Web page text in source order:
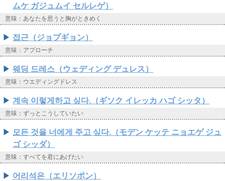
ムケ ガジュムイ セルレゲ）
意味：あなたを思うと胸がときめく
접근（ジョプギョン）
意味：アプローチ
웨딩 드레스（ウェディング デュレス）
意味：ウエディングドレス
계속 이렇게하고 싶다.（ギソク イレッカ ハゴ シッタ）
意味：ずっとこうしていたい
모든 것을 너에게 주고 싶다.（モデン ケッテ ニョエゲ ジュ
ゴ シッダ）
意味：すべてを君にあげたい
어리석은（エリソポン）